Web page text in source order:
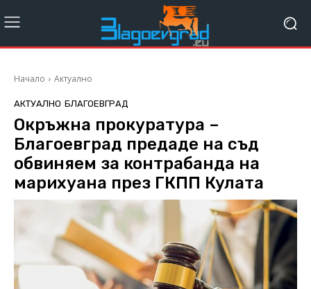
Начало Актуално
АКТУАЛНО БЛАГОЕВГРАД
Окръжна прокуратура –
Благоевград предаде на съд
обвиняем за контрабанда на
марихуана през ГКПП Кулата